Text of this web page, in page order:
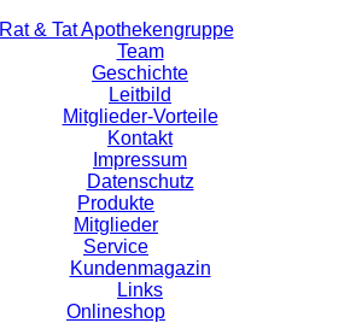
Rat & Tat Apothekengruppe
Team
Geschichte
Leitbild
Mitglieder-Vorteile
Kontakt
Impressum
Datenschutz
Produkte
Mitglieder
Service
Kundenmagazin
Links
Onlineshop